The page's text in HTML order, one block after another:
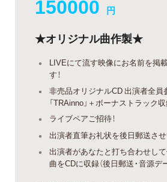
150000 円
★オリジナル曲作製★
LIVEにて流す映像にお名前を掲
す！
非売品オリジナルCD 出演者全員
「TRAinno」＋ボーナストラック収
ライブペアご招待！
出演者直筆お礼状を後日郵送させ
出演者があなたと打ち合わせし
曲をCDに収録（後日郵送・音源デ